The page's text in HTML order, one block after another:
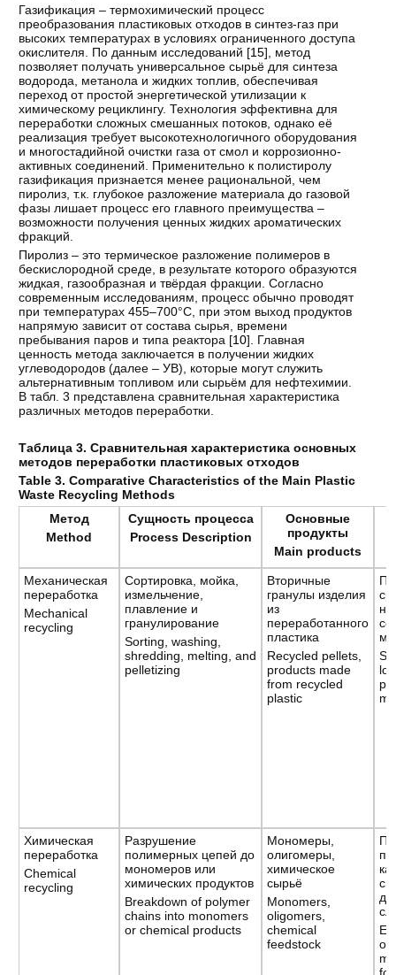
Газификация – термохимический процесс
преобразования пластиковых отходов в синтез-газ при
высоких температурах в условиях ограниченного доступа
окислителя. По данным исследований [15], метод
позволяет получать универсальное сырьё для синтеза
водорода, метанола и жидких топлив, обеспечивая
переход от простой энергетической утилизации к
химическому рециклингу. Технология эффективна для
переработки сложных смешанных потоков, однако её
реализация требует высокотехнологичного оборудования
и многостадийной очистки газа от смол и коррозионно-
активных соединений. Применительно к полистиролу
газификация признается менее рациональной, чем
пиролиз, т.к. глубокое разложение материала до газовой
фазы лишает процесс его главного преимущества –
возможности получения ценных жидких ароматических
фракций.
Пиролиз – это термическое разложение полимеров в
бескислородной среде, в результате которого образуются
жидкая, газообразная и твёрдая фракции. Согласно
современным исследованиям, процесс обычно проводят
при температурах 455–700°C, при этом выход продуктов
напрямую зависит от состава сырья, времени
пребывания паров и типа реактора [10]. Главная
ценность метода заключается в получении жидких
углеводородов (далее – УВ), которые могут служить
альтернативным топливом или сырьём для нефтехимии.
В табл. 3 представлена сравнительная характеристика
различных методов переработки.
Таблица 3. Сравнительная характеристика основных
методов переработки пластиковых отходов
Table 3. Comparative Characteristics of the Main Plastic
Waste Recycling Methods
Метод
Method
Сущность процесса
Process Description
Основные
продукты
Main products
Механическая
переработка
Mechanical
recycling
Сортировка, мойка,
измельчение,
плавление и
гранулирование
Sorting, washing,
shredding, melting, and
pelletizing
Вторичные
гранулы изделия
из
переработанного
пластика
Recycled pellets,
products made
from recycled
plastic
Химическая
переработка
Chemical
recycling
Разрушение
полимерных цепей до
мономеров или
химических продуктов
Breakdown of polymer
chains into monomers
or chemical products
Мономеры,
олигомеры,
химическое
сырьё
Monomers,
oligomers,
chemical
feedstock
of